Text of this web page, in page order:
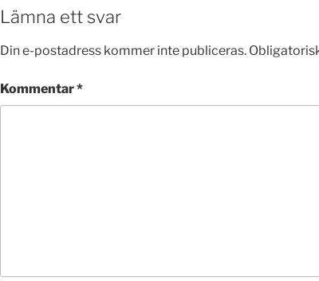
Lämna ett svar
Din e-postadress kommer inte publiceras.
Kommentar*